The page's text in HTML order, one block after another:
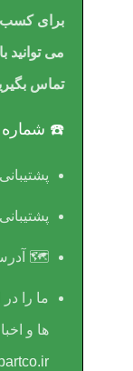
برای کسب
می توانید
تماس
☎️
پشتیبانی1:
پشتیبانی2:
🗺
ما را
ها و